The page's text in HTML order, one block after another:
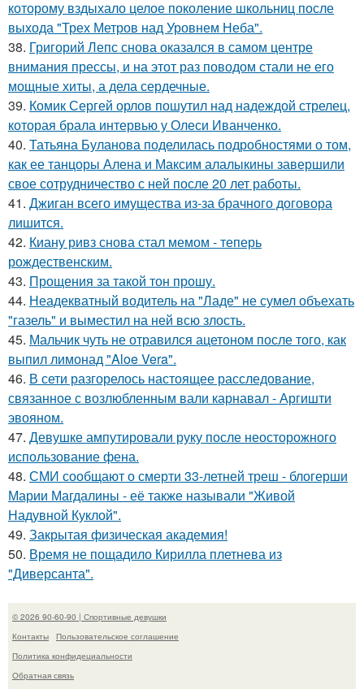
которому вздыхало целое поколение школьниц после
выхода "Трех Метров над Уровнем Неба".
38. Григорий Лепс снова оказался в самом центре
внимания прессы, и на этот раз поводом стали не его
мощные хиты, а дела сердечные.
39. Комик Сергей орлов пошутил над надеждой стрелец,
которая брала интервью у Олеси Иванченко.
40. Татьяна Буланова поделилась подробностями о том,
как ее танцоры Алена и Максим алалыкины завершили
свое сотрудничество с ней после 20 лет работы.
41. Джиган всего имущества из-за брачного договора
лишится.
42. Киану ривз снова стал мемом - теперь
рождественским.
43. Прощения за такой тон прошу.
44. Неадекватный водитель на "Ладе" не сумел объехать
"газель" и выместил на ней всю злость.
45. Мальчик чуть не отравился ацетоном после того, как
выпил лимонад "Aloe Vera".
46. В сети разгорелось настоящее расследование,
связанное с возлюбленным вали карнавал - Аргишти
эвояном.
47. Девушке ампутировали руку после неосторожного
использование фена.
48. СМИ сообщают о смерти 33-летней треш - блогерши
Марии Магдалины - её также называли "Живой
Надувной Куклой".
49. Закрытая физическая академия!
50. Время не пощадило Кирилла плетнева из
"Диверсанта".
© 2026 90-60-90 | Спортивные девушки
Контакты
Пользовательское соглашение
Политика конфидециальности
Обратная связь